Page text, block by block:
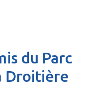
du Parc
Droitière